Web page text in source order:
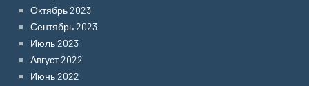
Октябрь 2023
Сентябрь 2023
Июль 2023
Август 2022
Июнь 2022